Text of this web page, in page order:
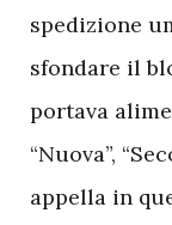
spedizione
sfondare il
portava
“Nuova”,
appella in